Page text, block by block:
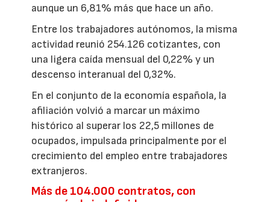
aunque un 6,81% más que hace un año.
Entre los trabajadores autónomos, la misma
actividad reunió 254.126 cotizantes, con
una ligera caída mensual del 0,22% y un
descenso interanual del 0,32%.
En el conjunto de la economía española, la
afiliación volvió a marcar un máximo
histórico al superar los 22,5 millones de
ocupados, impulsada principalmente por el
crecimiento del empleo entre trabajadores
extranjeros.
Más de 104.000 contratos, con